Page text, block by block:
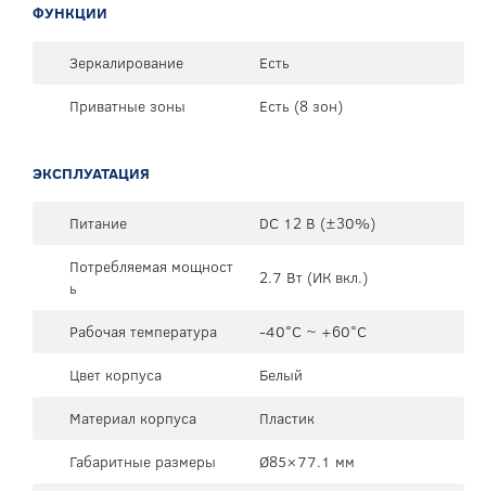
ФУНКЦИИ
Зеркалирование
Есть
Приватные зоны
Есть (8 зон)
ЭКСПЛУАТАЦИЯ
Питание
DC 12 В (±30%)
Потребляемая мощност
ь
2.7 Вт (ИК вкл.)
Рабочая температура
-40°C ~ +60°C
Цвет корпуса
Белый
Материал корпуса
Пластик
Габаритные размеры
Ø85×77.1 мм